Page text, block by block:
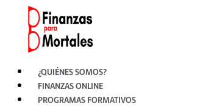
contenido
¿QUIÉNES SOMOS?
FINANZAS ONLINE
PROGRAMAS FORMATIVOS